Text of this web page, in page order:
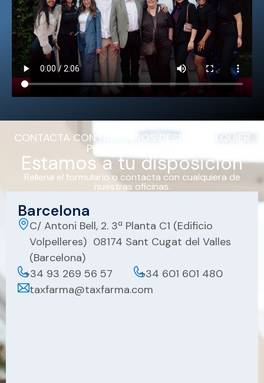
CONTACTA CON NOSOTROS DESDE CUALQUIER
PUNTO DE ESPAÑA
Estamos a tu disposición
Rellena el formulario o contacta con cualquiera de
nuestras oficinas.
Barcelona
C/ Antoni Bell, 2. 3ª Planta C1 (Edificio
Volpelleres) 08174 Sant Cugat del Valles
(Barcelona)
+34 93 269 56 57
+34 601 601 480
taxfarma@taxfarma.com